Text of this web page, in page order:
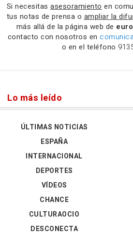
Si necesitas asesoramiento en
tus notas de prensa o ampliar la
más allá de la página web de
contacto con nosotros en
o en el teléfono
Lo más leído
ÚLTIMAS NOTICIAS
ESPAÑA
INTERNACIONAL
DEPORTES
VÍDEOS
CHANCE
CULTURAOCIO
DESCONECTA